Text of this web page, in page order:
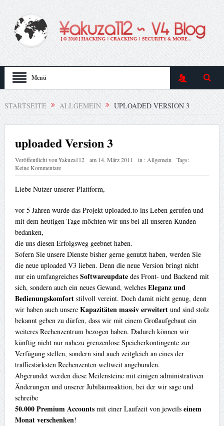
Menü
STARTSEITE ALLGEMEIN UPLOADED VERSION 3
uploaded Version 3
Veröffentlicht von¥akuza112 am 14. März 2011 in : Allgemein
Tags:
Keine Kommentare
Liebe Nutzer unserer Plattform,
vor 5 Jahren wurde das Projekt uploaded.to ins Leben gerufen und
mit dem heutigen Tage möchten wir uns bei all unseren Kunden
bedanken,
die uns diesen Erfolgsweg geebnet haben.
Sofern Sie unsere Dienste bisher gerne genutzt haben, werden Sie
die neue uploaded V3 lieben. Denn die neue Version bringt nicht
nur ein umfangreiches Softwareupdatedes Front- und Backend mit
sich, sondern auch ein neues Gewand, welches Eleganz und
Bedienungskomfortstilvoll vereint. Doch damit nicht genug, denn
wir haben auch unsere Kapazitäten massiv erweitertund sind stolz
bekannt geben zu dürfen, dass wir mit einem Großaufgebaut ein
weiteres Rechenzentrum bezogen haben. Dadurch können wir
künftig nicht nur nahezu grenzenlose Speicherkontingente zur
Verfügung stellen, sondern sind auch zeitgleich an eines der
trafficstärksten Rechenzenten weltweit angebunden.
Abgerundet werden diese Meilensteine mit einigen administrativen
Änderungen und unserer Jubiläumsaktion, bei der wir sage und
schreibe
50.000 Premium Accountsmit einer Laufzeit von jeweils einem
Monat verschenken!